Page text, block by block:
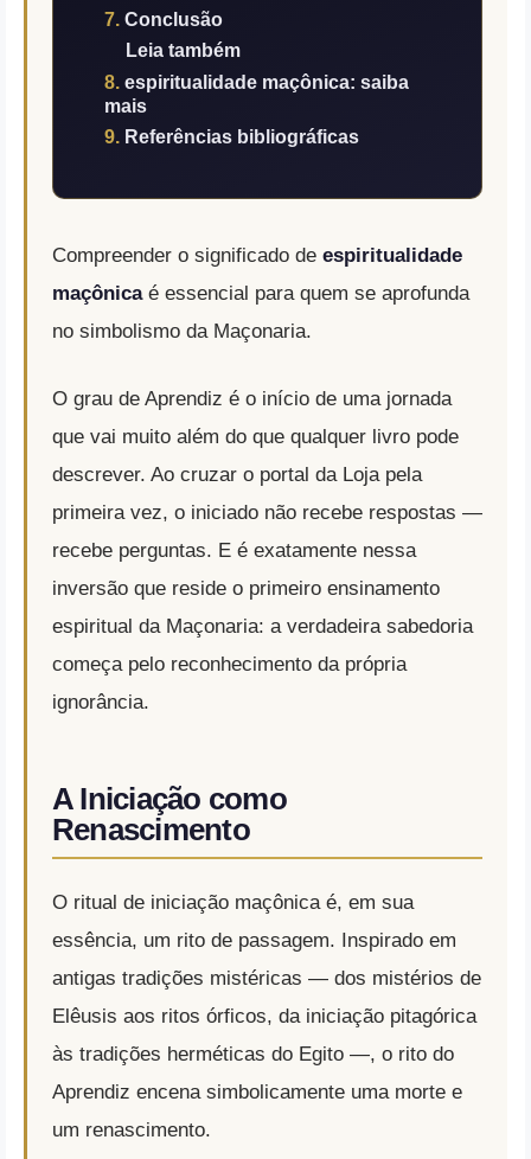
Conclusão
Leia também
espiritualidade maçônica: saiba
mais
Referências bibliográficas
Compreender o significado de espiritualidade
maçônicaé essencial para quem se aprofunda
no simbolismo da Maçonaria.
O grau de Aprendiz é o início de uma jornada
que vai muito além do que qualquer livro pode
descrever. Ao cruzar o portal da Loja pela
primeira vez, o iniciado não recebe respostas —
recebe perguntas. E é exatamente nessa
inversão que reside o primeiro ensinamento
espiritual da Maçonaria: a verdadeira sabedoria
começa pelo reconhecimento da própria
ignorância.
A Iniciação como
Renascimento
O ritual de iniciação maçônica é, em sua
essência, um rito de passagem. Inspirado em
antigas tradições mistéricas — dos mistérios de
Elêusis aos ritos órficos, da iniciação pitagórica
às tradições herméticas do Egito —, o rito do
Aprendiz encena simbolicamente uma morte e
um renascimento.